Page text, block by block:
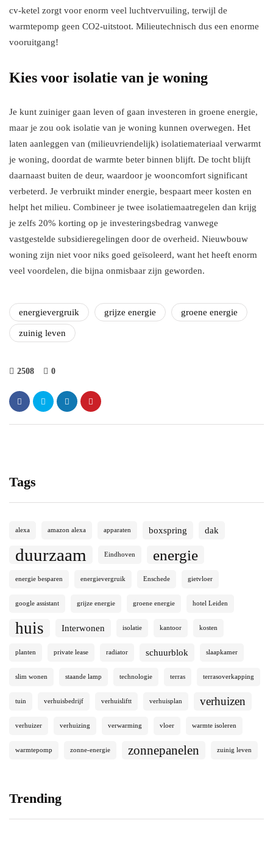
cv-ketel zorgt voor enorm veel luchtvervuiling, terwijl de
warmtepomp geen CO2-uitstoot. Milieutechnisch dus een enorme
vooruitgang!
Kies voor isolatie van je woning
Je kunt zuiniger gaan leven of gaan investeren in groene energie,
maar je zou ook isolatie van je woning kunnen overwegen. Het
laten aanleggen van (milieuvriendelijk) isolatiemateriaal verwarmt
je woning, doordat de warmte beter binnen blijft. De tocht blijft
daarnaast buiten de deur, waardoor je wooncomfort significant
verbeterd. Je verbruikt minder energie, bespaart meer kosten en
helpt het milieu. Combineer je twee isolatiemaatregelen dan krijg
je zelfs 20% korting op je investeringsbedrag vanwege
vastgestelde subsidieregelingen door de overheid. Nieuwbouw
woning zijn niet voor niks goed geïsoleerd, want het heeft enorm
veel voordelen, die bijna onmisbaar zijn geworden.
energievergruik grijze energie groene energie
zuinig leven
2508 0
Tags
alexa amazon alexa apparaten boxspring dak
duurzaam Eindhoven energie
energie besparen energievergruik Enschede gietvloer
google assistant grijze energie groene energie hotel Leiden
huis Interwonen isolatie kantoor kosten
planten private lease radiator schuurblok slaapkamer
slim wonen staande lamp technologie terras terrasoverkapping
tuin verhuisbedrijf verhuisliftt verhuisplan verhuizen
verhuizer verhuizing verwarming vloer warmte isoleren
warmtepomp zonne-energie zonnepanelen zuinig leven
Trending